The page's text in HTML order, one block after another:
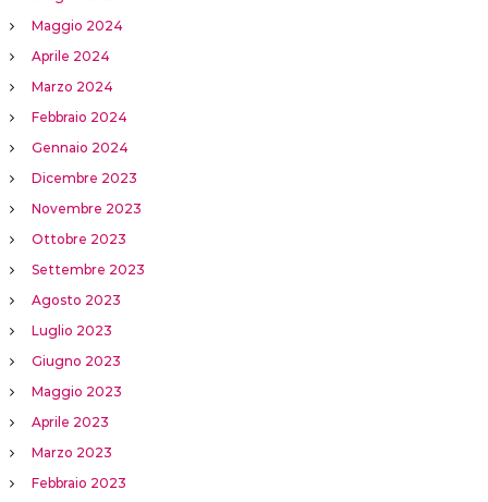
Maggio 2024
Aprile 2024
Marzo 2024
Febbraio 2024
Gennaio 2024
Dicembre 2023
Novembre 2023
Ottobre 2023
Settembre 2023
Agosto 2023
Luglio 2023
Giugno 2023
Maggio 2023
Aprile 2023
Marzo 2023
Febbraio 2023